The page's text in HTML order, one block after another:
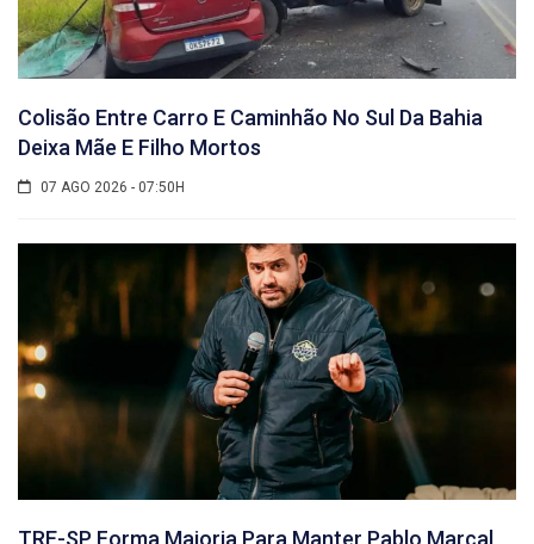
Colisão Entre Carro E Caminhão No Sul Da Bahia
Deixa Mãe E Filho Mortos
07 AGO 2026 - 07:50H